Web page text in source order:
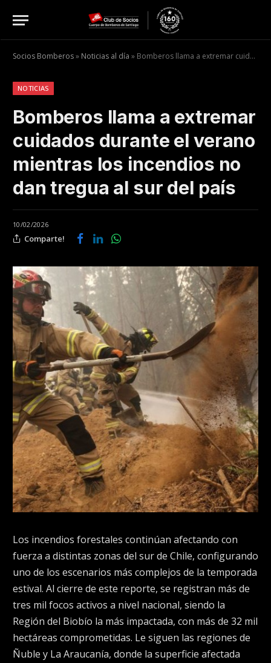
Socios Bomberos» Noticias al día » Bomberos llama a extremar cuidados durante el verano mientras los incendios no dan tregua al sur del país
NOTICIAS
Bomberos llama a extremar
cuidados durante el verano
mientras los incendios no
dan tregua al sur del país
10/02/2026
Comparte!
Los incendios forestales continúan afectando con
fuerza a distintas zonas del sur de Chile, configurando
uno de los escenarios más complejos de la temporada
estival. Al cierre de este reporte, se registran más de
tres mil focos activos a nivel nacional, siendo la
Región del Biobío la más impactada, con más de 32 mil
hectáreas comprometidas. Le siguen las regiones de
Ñuble y La Araucanía, donde la superficie afectada